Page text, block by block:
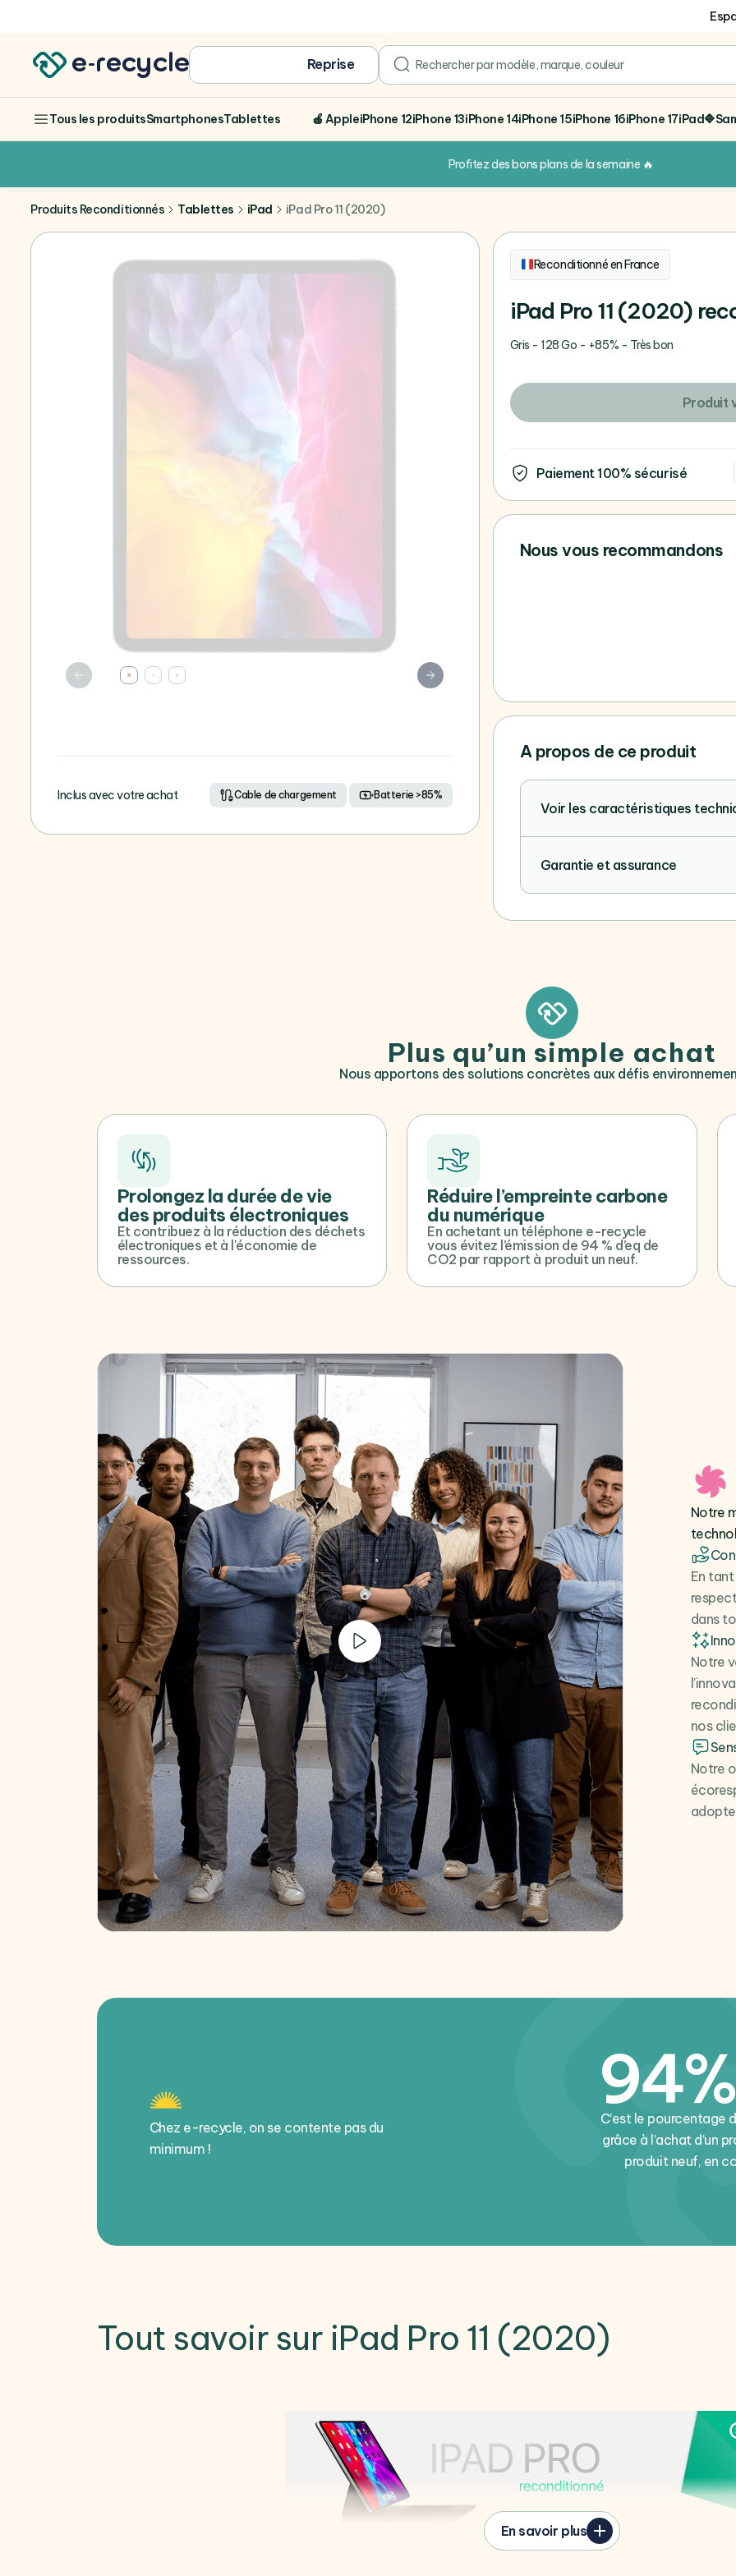
Reprise
search
Tous les produitsSmartphonesTablettes 🍎 AppleiPhone 12iPhone 13iPhone 14iPhone 15iPhone 16iPhone 17iPad
Profitez des bons plans de la semaine 🔥
Produits Reconditionnés Tablettes iPad iPad Pro 11 (2020)
Inclus avec votre achat Cable de chargement Batterie >85%
Reconditionné en France
iPad Pro 11 (2020)
Gris - 128 Go - +85% - Très bon
Produit
Paiement 100% sécurisé
Nous vous recommandons
A propos de ce produit
Voir les caractéristiques
Garantie et assurance
Plus qu’un simple achat
Nous apportons des solutions concrètes aux défis
Prolongez la durée de vie
des produits électroniques
Et contribuez à la réduction des déchets
électroniques et à l'économie de
ressources.
Réduire l’empreinte carbone
du numérique
En achetant un téléphone e-recycle
vous évitez l’émission de 94 % d’eq de
CO2 par rapport à produit un neuf.
Notre
En
dans
Notre
nos
Notre
Chez e-recycle, on se contente pas du
minimum !
94%
C’est le pourcentage
grâce à l’achat d’un
produit neuf, en
Tout savoir sur iPad Pro 11 (2020)
Affichant moins de 470 g sur la balance et proposant une nouvelle architecture plus performante que
En savoir plus